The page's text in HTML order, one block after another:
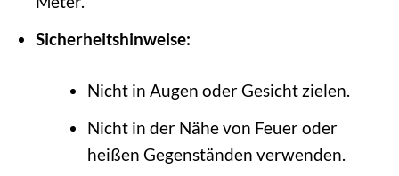
Sicherheitshinweise:
Nicht in Augen oder Gesicht zielen.
Nicht in der Nähe von Feuer oder
heißen Gegenständen verwenden.